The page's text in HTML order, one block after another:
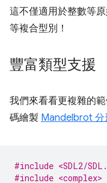
這不僅適用於整數等
等複合型別！
豐富類型支援
我們來看看更複雜的
碼繪製 Mandelbrot 分
#include <SDL2/
#include <complex>